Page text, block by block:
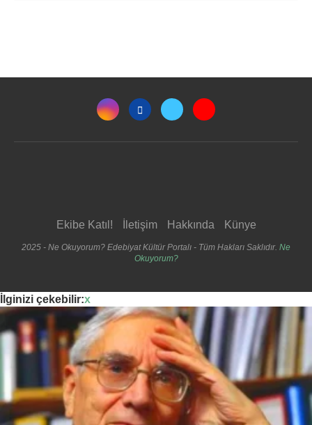
Ekibe Katıl! İletişim Hakkında Künye
2025 - Ne Okuyorum? Edebiyat Kültür Portalı - Tüm Hakları Saklıdır. Ne
Okuyorum?
İlginizi çekebilir:x